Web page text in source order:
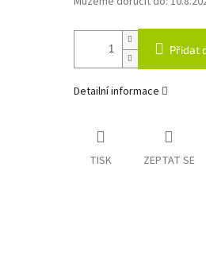
Přidat
Detailní informace
TISK ZEPTAT SE